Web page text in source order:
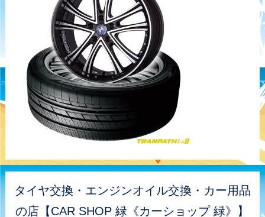
タイヤ交換・エンジンオイル交換・カー用品
の店【CAR SHOP 緑《カーショップ 緑》】